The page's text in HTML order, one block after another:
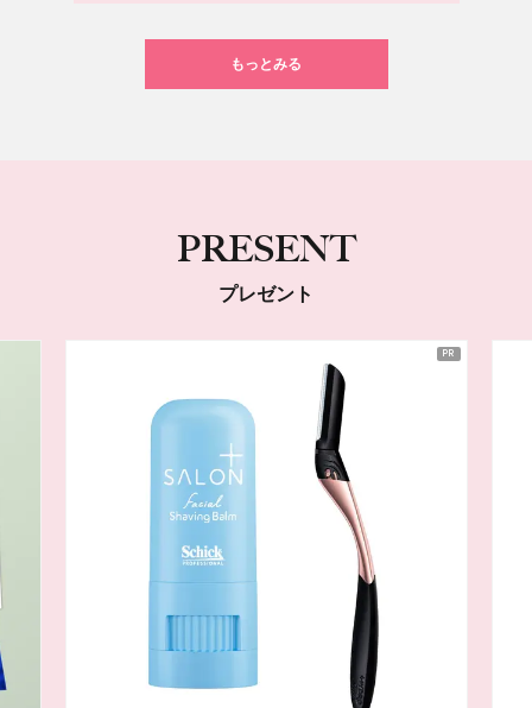
もっとみる
PRESENT
プレゼント